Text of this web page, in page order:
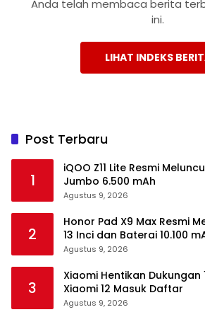
Anda telah membaca berita
ini.
LIHAT INDEKS
Post Terbaru
1
iQOO Z11 Lite Resmi
Jumbo 6.500 mAh
Agustus 9, 2026
2
Honor Pad X9 Max Resmi
13 Inci dan Baterai 10.100
Agustus 9, 2026
3
Xiaomi Hentikan Dukungan
Xiaomi 12 Masuk Daftar
Agustus 9, 2026